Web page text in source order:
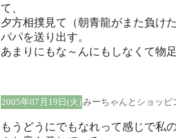
て、
夕方相撲見て（朝青龍がまた負け
パパを送り出す。
あまりにもな～んにもしなくて物
2005年07月19日(火)みーちゃんとショッピ
もうどうにでもなれって感じで私